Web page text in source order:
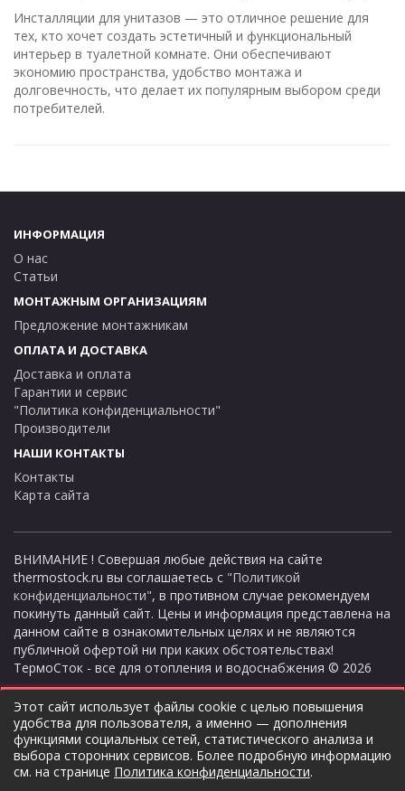
Инсталляции для унитазов — это отличное решение для
тех, кто хочет создать эстетичный и функциональный
интерьер в туалетной комнате. Они обеспечивают
экономию пространства, удобство монтажа и
долговечность, что делает их популярным выбором среди
потребителей.
ИНФОРМАЦИЯ
О нас
Статьи
МОНТАЖНЫМ ОРГАНИЗАЦИЯМ
Предложение монтажникам
ОПЛАТА И ДОСТАВКА
Доставка и оплата
Гарантии и сервис
"Политика конфиденциальности"
Производители
НАШИ КОНТАКТЫ
Контакты
Карта сайта
ВНИМАНИЕ ! Совершая любые действия на сайте
thermostock.ru вы соглашаетесь с "Политикой
конфиденциальности", в противном случае рекомендуем
покинуть данный сайт. Цены и информация представлена на
данном сайте в ознакомительных целях и не являются
публичной офертой ни при каких обстоятельствах!
ТермоСток - все для отопления и водоснабжения © 2026
Спа волос
Бережный уход в
салоне: питание и
восстановление для
ваших волос
Курьерские пакеты купить
москва
Курьерские пакеты купить
для отправок. Поможем
подобрать и оформить
волос москва
Читайте реальные
отзывы о
процедурах
Этот сайт использует файлы cookie с целью повышения
удобства для пользователя, а именно — дополнения
функциями социальных сетей, статистического анализа и
выбора сторонних сервисов. Более подробную информацию
см. на странице Политика конфиденциальности.